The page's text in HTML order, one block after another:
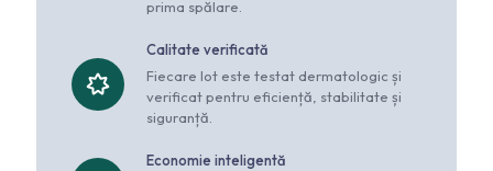
prima spălare.
Calitate verificată
Fiecare lot este testat dermatologic și
verificat pentru eficiență, stabilitate și
siguranță.
Economie inteligentă